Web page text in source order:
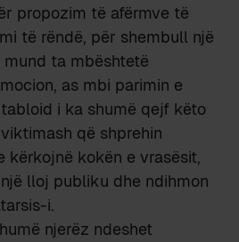
propozim të afërmve të
të rëndë, për shembull një
ta mbështetë
as mbi parimin e
i ka shumë qejf këto
që shprehin
kërkojnë kokën e vrasësit,
lloj publiku dhe ndihmon
i.
njerëz ndeshet